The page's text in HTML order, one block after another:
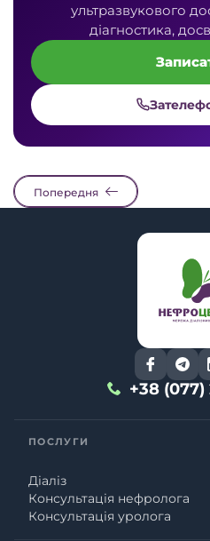
ультразвукового
діагностика,
Попередня
+38
ПОСЛУГИ
Діаліз
Консультація нефролога
Консультація уролога